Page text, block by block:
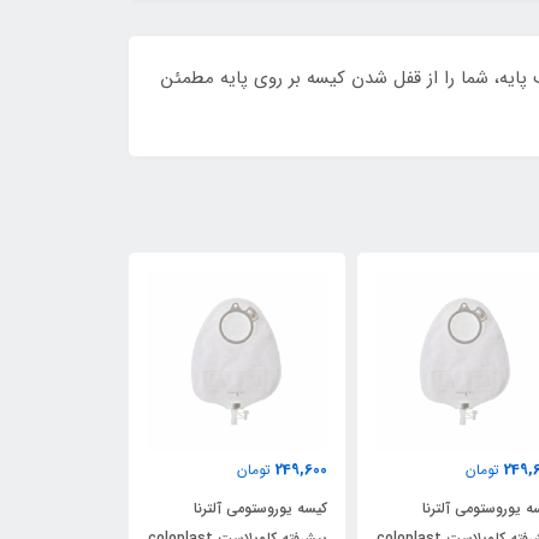
شما را از قفل شدن کیسه بر روی پایه مطمئن
تومان
یوروستومی آلترنا
249,600 تومان
کیسه یوروستومی آلترنا